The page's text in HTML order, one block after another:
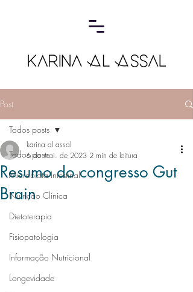
Post
Todos posts
Microbiota Intestinal
Nutrição Clínica
Dietoterapia
Fisiopatologia
Informação Nutricional
Longevidade
Todos posts
Resumo do congresso Gut
Brain
karina al assal
6 de mai. de 2023 2 min de leitura